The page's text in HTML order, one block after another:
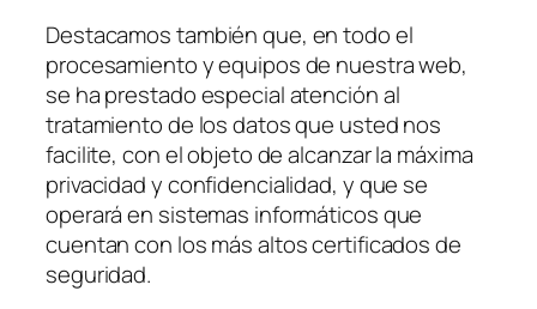
Destacamos también que, en todo el
procesamiento y equipos de nuestra web,
se ha prestado especial atención al
tratamiento de los datos que usted nos
facilite, con el objeto de alcanzar la máxima
privacidad y confidencialidad, y que se
operará en sistemas informáticos que
cuentan con los más altos certificados de
seguridad.